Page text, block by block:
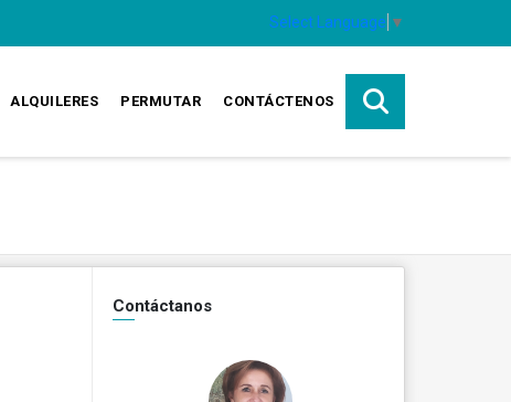
Select Language ▼
ALQUILERES PERMUTAR CONTÁCTENOS
Contáctanos